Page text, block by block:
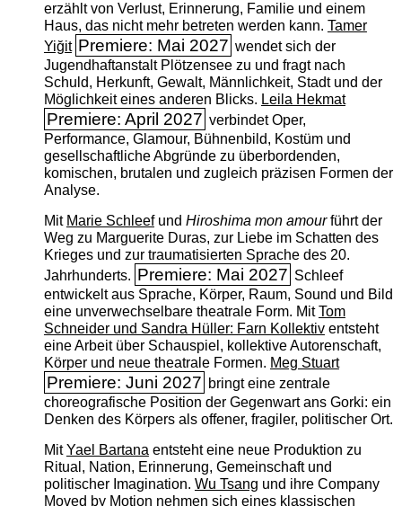
erzählt von Verlust, Erinnerung, Familie und einem
Haus, das nicht mehr betreten werden kann. Tamer
Yiğit Premiere: Mai 2027 wendet sich der
Jugendhaftanstalt Plötzensee zu und fragt nach
Schuld, Herkunft, Gewalt, Männlichkeit, Stadt und der
Möglichkeit eines anderen Blicks. Leila Hekmat
Premiere: April 2027 verbindet Oper,
Performance, Glamour, Bühnenbild, Kostüm und
gesellschaftliche Abgründe zu überbordenden,
komischen, brutalen und zugleich präzisen Formen der
Analyse.
Mit Marie Schleefund Hiroshima mon amourführt der
Weg zu Marguerite Duras, zur Liebe im Schatten des
Krieges und zur traumatisierten Sprache des 20.
Jahrhunderts. Premiere: Mai 2027 Schleef
entwickelt aus Sprache, Körper, Raum, Sound und Bild
eine unverwechselbare theatrale Form. MitTom
Schneider und Sandra Hüller: Farn Kollektiventsteht
eine Arbeit über Schauspiel, kollektive Autorenschaft,
Körper und neue theatrale Formen. Meg Stuart
Premiere: Juni 2027 bringt eine zentrale
choreografische Position der Gegenwart ans Gorki: ein
Denken des Körpers als offener, fragiler, politischer Ort.
MitYael Bartanaentsteht eine neue Produktion zu
Ritual, Nation, Erinnerung, Gemeinschaft und
politischer Imagination. Wu Tsang und ihre Company
Moved by Motion nehmen sich eines klassischen